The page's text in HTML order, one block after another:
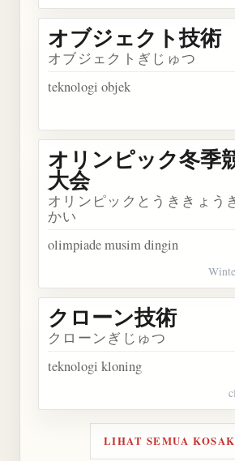
オブジェクト技術
オブジェクトぎじゅつ
teknologi objek
オリンピック冬季
大会
オリンピックとうききょう
かい
olimpiade musim dingin
クローン技術
クローンぎじゅつ
teknologi kloning
LIHAT SEMUA